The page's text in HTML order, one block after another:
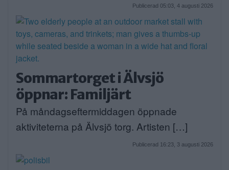
Publicerad 05:03, 4 augusti 2026
Sommartorget i Älvsjö
öppnar: Familjärt
På måndagseftermiddagen öppnade
aktiviteterna på Älvsjö torg. Artisten […]
Publicerad 16:23, 3 augusti 2026